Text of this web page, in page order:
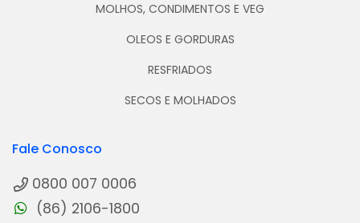
MOLHOS, CONDIMENTOS E VEG
OLEOS E GORDURAS
RESFRIADOS
SECOS E MOLHADOS
Fale Conosco
0800 007 0006
(86) 2106-1800